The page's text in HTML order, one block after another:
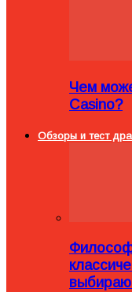
Чем
Casino?
Обзоры и тест